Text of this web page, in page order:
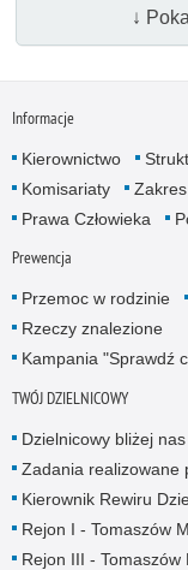
↓
Informacje
Kierownictwo
Komisariaty
Zakres
Prawa Człowieka
Prewencja
Przemoc w rodzinie
Rzeczy znalezione
Kampania "Sprawdź
TWÓJ DZIELNICOWY
Dzielnicowy bliżej nas
Zadania realizowane
Kierownik Rewiru
Rejon I - Tomaszów
Rejon III - Tomaszów